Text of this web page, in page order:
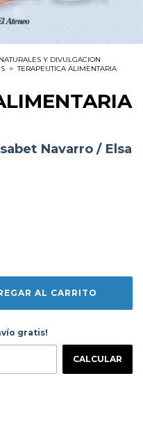
Y DIVULGACION
> TERAPEUTICA ALIMENTARIA
Navarro / Elsa
envío gratis!
CAMBIAR CP
gratis!
CALCULAR
nutrición clínica.